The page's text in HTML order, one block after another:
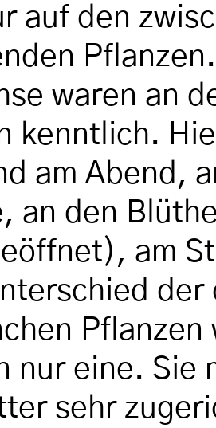
auf den
waren an
kenntlich.
am Abend,
an den
am
nur eine. Sie
sehr